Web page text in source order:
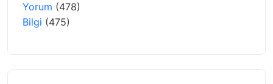
Yorum (478)
Bilgi (475)